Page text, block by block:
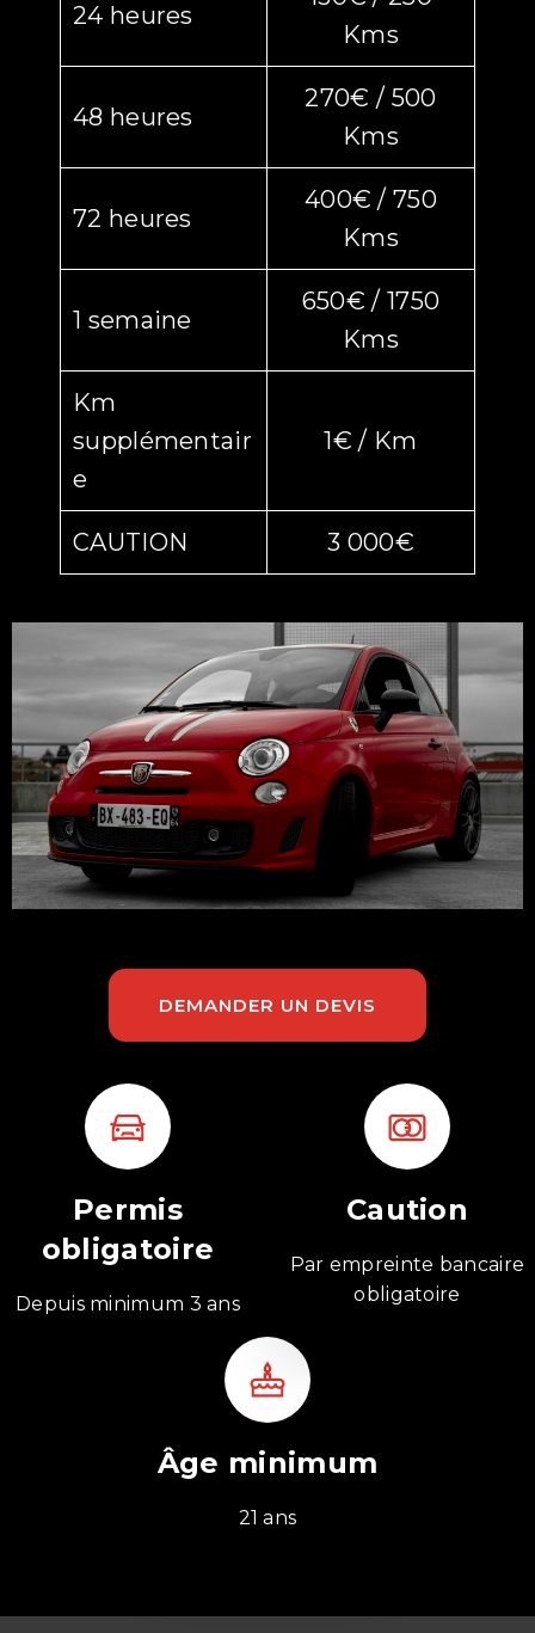
24 heures
Kms
48 heures
270€ / 500
Kms
72 heures
400€ / 750
Kms
1 semaine
650€ / 1750
Kms
Km
supplémentair
e
1€ / Km
CAUTION 3 000€
DEMANDER UN DEVIS
Permis
obligatoire
Depuis minimum 3 ans
Âge minimum
21 ans
Caution
Par empreinte bancaire
obligatoire